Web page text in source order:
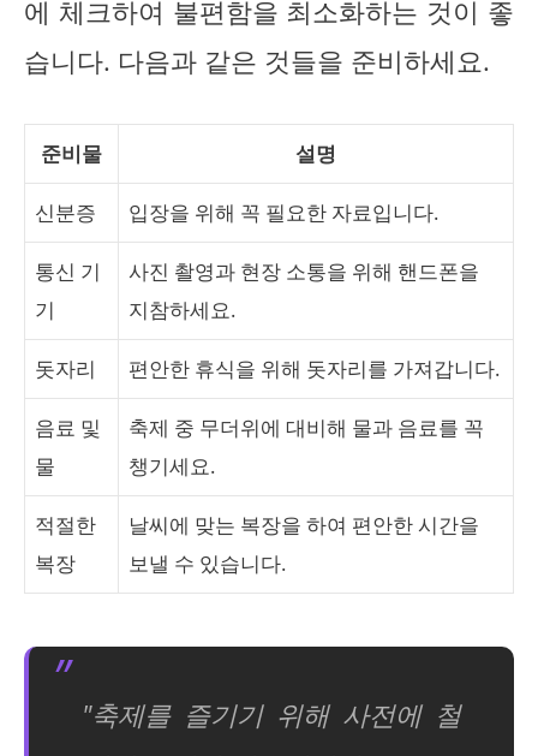
에 체크하여 불편함을 최소화하는 것이 좋
습니다. 다음과 같은 것들을 준비하세요.
준비물 설명
신분증 입장을 위해 꼭 필요한 자료입니다.
통신 기
기
사진 촬영과 현장 소통을 위해 핸드폰을
지참하세요.
돗자리 편안한 휴식을 위해 돗자리를 가져갑니다.
음료 및
물
축제 중 무더위에 대비해 물과 음료를 꼭
챙기세요.
적절한
복장
날씨에 맞는 복장을 하여 편안한 시간을
보낼 수 있습니다.
"축제를 즐기기 위해 사전에 철